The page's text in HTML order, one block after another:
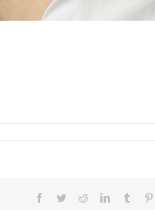
Facebook
TwitterRedditLinkedInTumblr